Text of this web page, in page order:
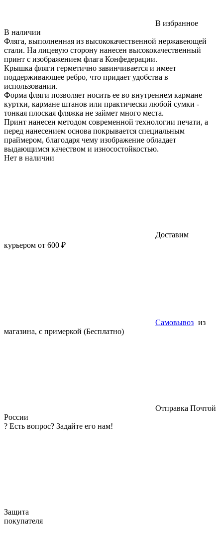
В избранное
В наличии
Фляга, выполненная из высококачественной нержавеющей
стали. На лицевую сторону нанесен высококачественный
принт с изображением флага Конфедерации.
Крышка фляги герметично завинчивается и имеет
поддерживающее ребро, что придает удобства в
использовании.
Форма фляги позволяет носить ее во внутреннем кармане
куртки, кармане штанов или практически любой сумки -
тонкая плоская фляжка не займет много места.
Принт нанесен методом современной технологии печати, а
перед нанесением основа покрывается специальным
праймером, благодаря чему изображение обладает
выдающимся качеством и износостойкостью.
Нет в наличии
Доставим
курьером от 600 ₽
Самовывоз из
магазина, с примеркой (Бесплатно)
Отправка Почтой
России
? Есть вопрос? Задайте его нам!
Защита
покупателя